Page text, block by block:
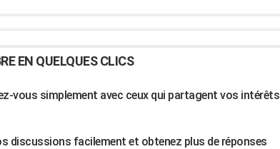
EN QUELQUES CLICS
vous simplement avec ceux qui partagent vos intérêts
discussions facilement et obtenez plus de réponses